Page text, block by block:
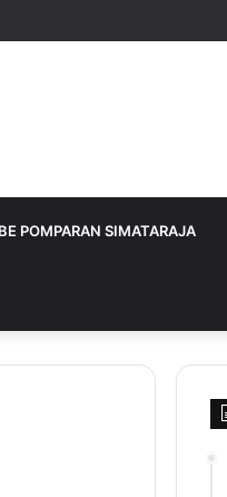
POMPARAN SIMATARAJA